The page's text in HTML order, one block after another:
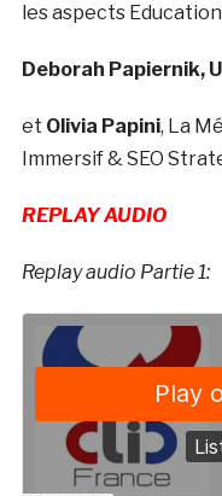
les aspects
Deborah Papiernik,
et Olivia Papini, La
Immersif & SEO
REPLAY AUDIO
Replay audio Partie 1: